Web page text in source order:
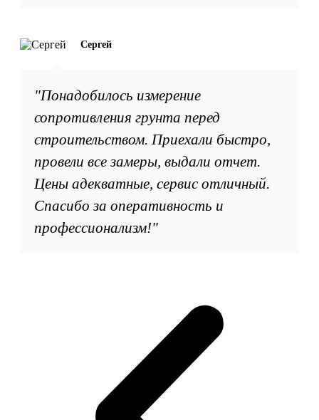
"Понадобилось измерение
сопротивления грунта перед
строительством. Приехали быстро,
провели все замеры, выдали отчет.
Цены адекватные, сервис отличный.
Спасибо за оперативность и
профессионализм!"
Сергей